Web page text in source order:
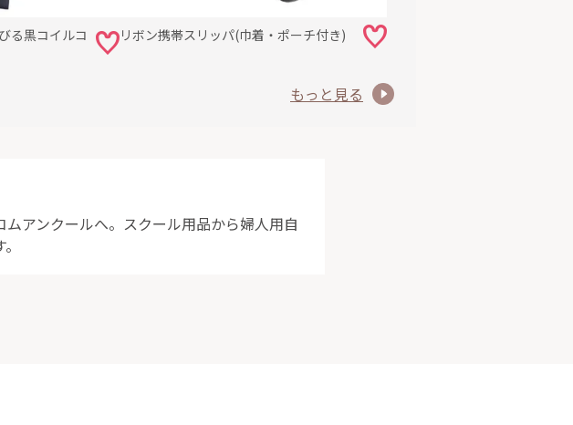
り
楚で美しい商品を心を込めてお届け
る黒コイルコ
リボン携帯スリッパ(巾着・ポーチ付き)
もっと見る
アンクールへ。スクール用品から婦人用自